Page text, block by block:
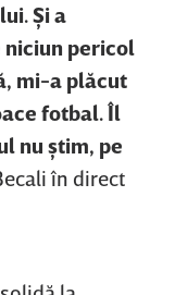
Şi a
niciun pericol
mi-a plăcut
fotbal. Îl
nu ştim, pe
în direct